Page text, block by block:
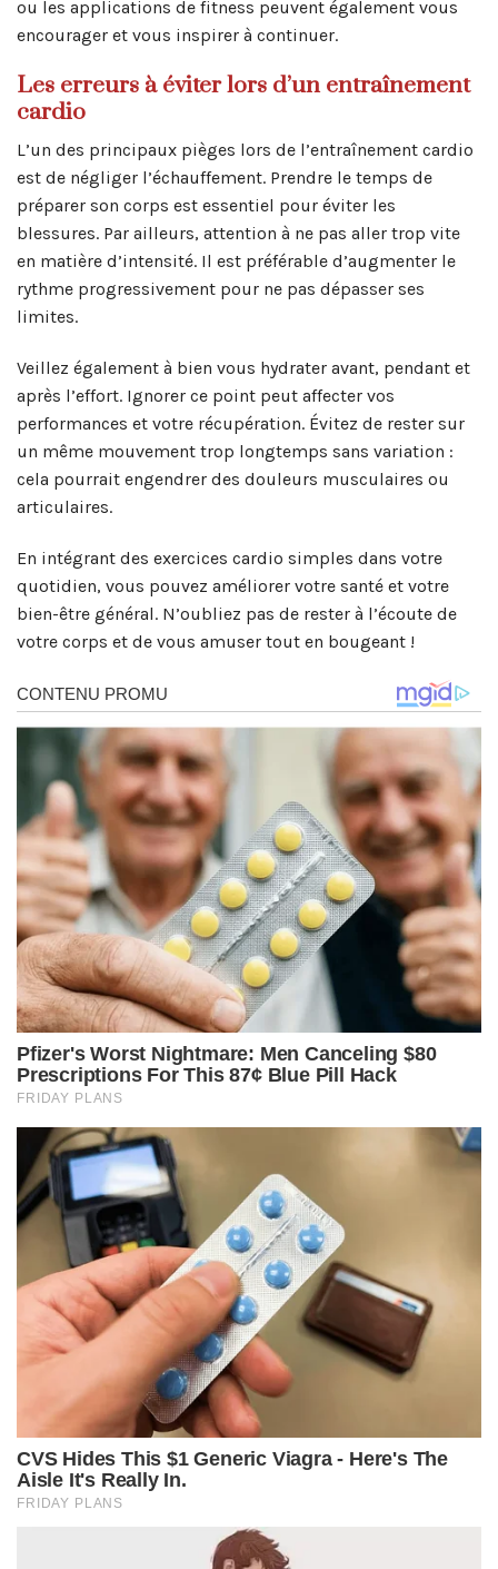
ou les applications de fitness peuvent également vous
encourager et vous inspirer à continuer.
Les erreurs à éviter lors d’un entraînement
cardio
L’un des principaux pièges lors de l’entraînement cardio
est de négliger l’échauffement. Prendre le temps de
préparer son corps est essentiel pour éviter les
blessures. Par ailleurs, attention à ne pas aller trop vite
en matière d’intensité. Il est préférable d’augmenter le
rythme progressivement pour ne pas dépasser ses
limites.
Veillez également à bien vous hydrater avant, pendant et
après l’effort. Ignorer ce point peut affecter vos
performances et votre récupération. Évitez de rester sur
un même mouvement trop longtemps sans variation :
cela pourrait engendrer des douleurs musculaires ou
articulaires.
En intégrant des exercices cardio simples dans votre
quotidien, vous pouvez améliorer votre santé et votre
bien-être général. N’oubliez pas de rester à l’écoute de
votre corps et de vous amuser tout en bougeant !